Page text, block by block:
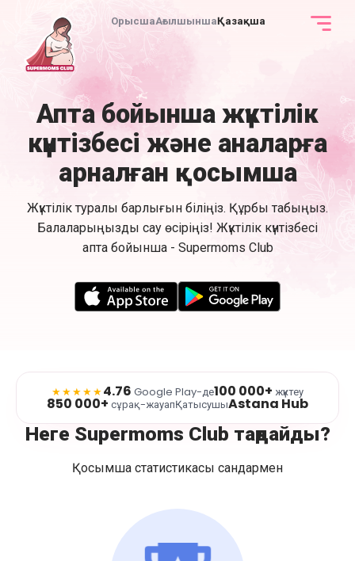
ОрысшаАғылшыншаҚазақша
Апта бойынша жүктілік
күнтізбесі және аналарға
арналған қосымша
Жүктілік туралы барлығын біліңіз. Құрбы табыңыз.
Балаларыңызды сау өсіріңіз! Жүктілік күнтізбесі
апта бойынша - Supermoms Club
★★★★★4.76 Google Play-де100 000+ жүктеу
850 000+ сұрақ-жауапҚатысушыAstana Hub
Неге Supermoms Club таңдайды?
Қосымша статистикасы сандармен